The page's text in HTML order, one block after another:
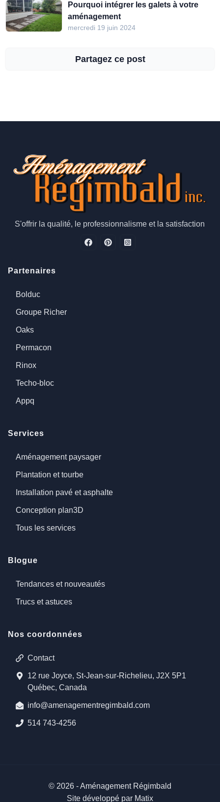
Pourquoi intégrer les galets à votre
aménagement
mercredi 19 juin 2024
Partagez ce post
S'offrir la qualité, le professionnalisme et la satisfaction
Partenaires
Bolduc
Groupe Richer
Oaks
Permacon
Rinox
Techo-bloc
Appq
Services
Aménagement paysager
Plantation et tourbe
Installation pavé et asphalte
Conception plan3D
Tous les services
Blogue
Tendances et nouveautés
Trucs et astuces
Nos coordonnées
Contact
12 rue Joyce, St-Jean-sur-Richelieu, J2X 5P1
Québec, Canada
info@amenagementregimbald.com
514 743-4256
© 2026 -Aménagement Régimbald
Site développé par Matix